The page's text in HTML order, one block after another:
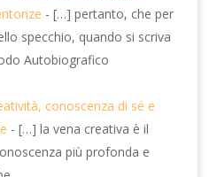
- […] pertanto, che per
specchio, quando si scriva
Autobiografico
conoscenza di sé e
- […] la vena creativa è il
più profonda e